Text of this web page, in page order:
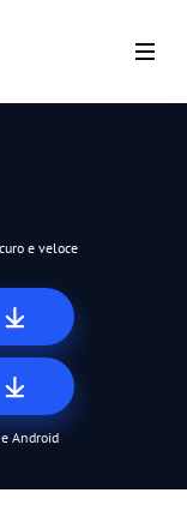
e veloce
Android